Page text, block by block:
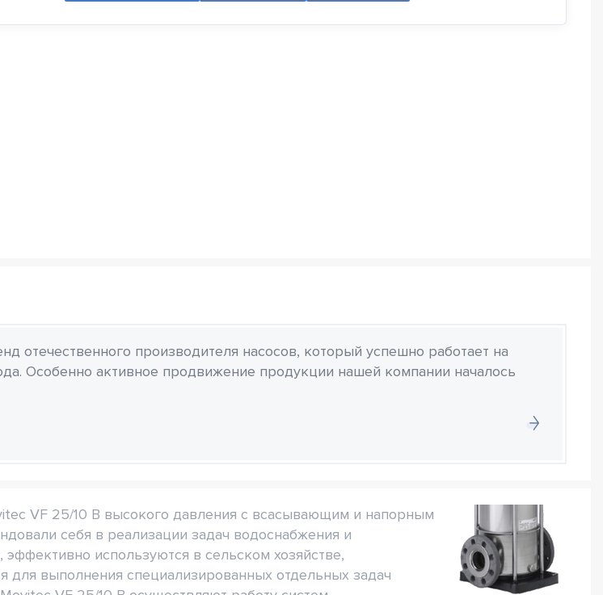
отечественного производителя насосов, который успешно работает на
Особенно активное продвижение продукции нашей компании началось
VF 25/10 B высокого давления с всасывающим и напорным
себя в реализации задач водоснабжения и
используются в сельском хозяйстве,
выполнения специализированных отдельных задач